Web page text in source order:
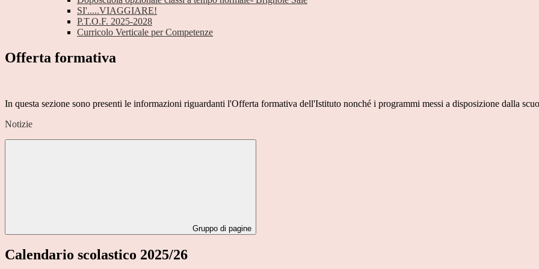
SI'.....VIAGGIARE!
P.T.O.F. 2025-2028
Curricolo Verticale per Competenze
Offerta formativa
In questa sezione sono presenti le informazioni riguardanti l'Offerta formativa dell'Istituto nonché i programmi messi a disposizione dalla
Notizie
Gruppo di pagine
Calendario scolastico 2025/26